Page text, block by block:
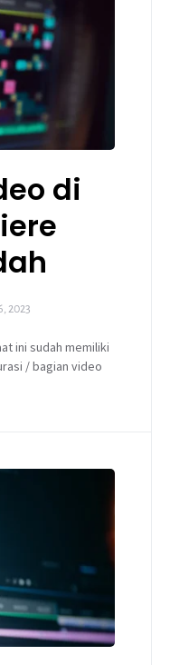
di
2023
ini sudah memiliki
/ bagian video